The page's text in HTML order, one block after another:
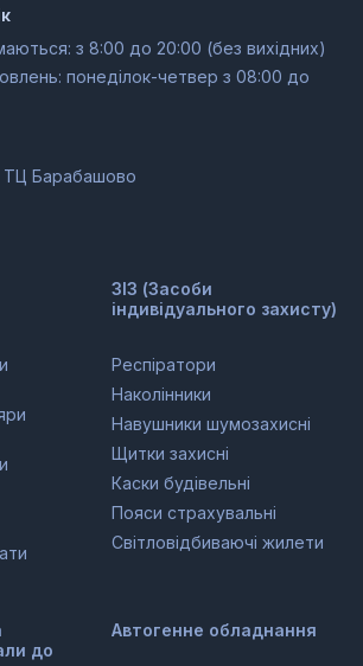
з 8:00 до 20:00 (без вихідних)
понеділок-четвер з 08:00 до
ТЦ Барабашово
ЗІЗ (Засоби
індивідуального захисту)
Респіратори
Наколінники
Навушники шумозахисні
Щитки захисні
Каски будівельні
Пояси страхувальні
Світловідбиваючі жилети
до
Автогенне обладнання